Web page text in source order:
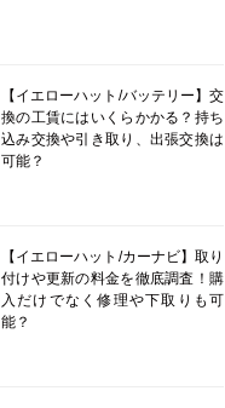
【イエローハット/バッテリー】交
換の工賃にはいくらかかる？持ち
込み交換や引き取り、出張交換は
可能？
【イエローハット/カーナビ】取り
付けや更新の料金を徹底調査！購
入だけでなく修理や下取りも可
能？